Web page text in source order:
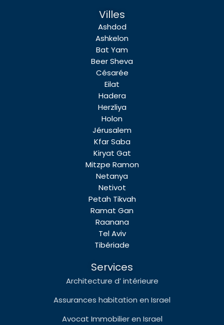
Villes
Ashdod
Ashkelon
Bat Yam
Beer Sheva
Césarée
Eilat
Hadera
Herzliya
Holon
Jérusalem
Kfar Saba
Kiryat Gat
Mitzpe Ramon
Netanya
Netivot
Petah Tikvah
Ramat Gan
Raanana
Tel Aviv
Tibériade
Services
Architecture d’ intérieure
Assurances habitation en Israel
Avocat Immobilier en Israel